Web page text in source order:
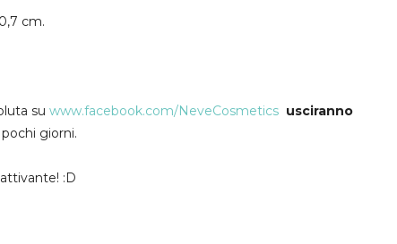
cm.
su www.facebook.com/NeveCosmetics usciranno
giorni.
:D